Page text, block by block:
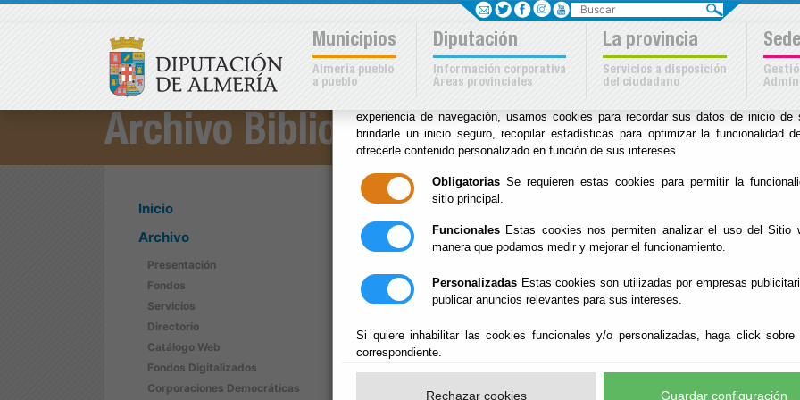
Sus opciones en
uso de cookies en este sitio
experiencia de navegación, usamos cookies para recordar sus datos de inicio de
brindarle un inicio seguro, recopilar estadísticas para optimizar la funcionalidad
ofrecerle contenido personalizado en función de sus intereses.
Obligatorias Se requieren estas cookies para permitir la
sitio principal.
Funcionales Estas cookies nos permiten analizar el uso del Sitio
manera que podamos medir y mejorar el funcionamiento.
Personalizadas Estas cookies son utilizadas por empresas
publicar anuncios relevantes para sus intereses.
Si quiere inhabilitar las cookies funcionales y/o personalizadas, haga click sobre
correspondiente.
Rechazar cookies Guardar configuración
Archivo Biblioteca
Inicio
Archivo
Presentación
Fondos
Servicios
Directorio
Catálogo Web
Fondos Digitalizados
Corporaciones Democráticas
Inicio -Archivo Biblioteca - Presentación
Presentación
Datos de contacto:
: Carretera del
Teléfonos: 950 211436 - 211453 - 211027 - 211045
Buscar
Municipios
Almería pueblo
a pueblo
Diputación
Información corporativa
Áreas provinciales
La provincia
Servicios a disposición
del ciudadano